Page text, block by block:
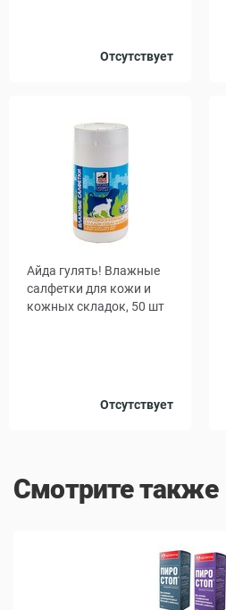
Отсутствует
300
Айда гулять! Влажные
салфетки для кожи и
кожных складок, 50 шт
Отсутствует
Смотрите также